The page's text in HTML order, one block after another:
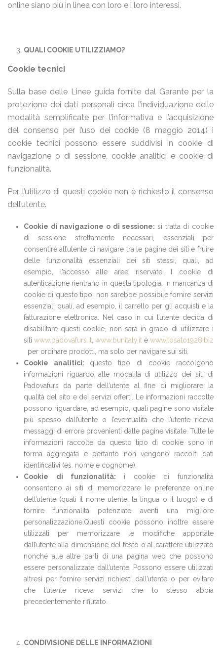
online siano più in linea con loro e i loro interessi.
QUALI COOKIE UTILIZZIAMO?
Cookie tecnici
Sulla base delle Linee guida fornite dal Garante per la
protezione dei dati personali circa l’individuazione delle
modalità semplificate per l’informativa e l’acquisizione
del consenso per l’uso dei cookie (8 maggio 2014) i
cookie tecnici possono essere suddivisi in cookie di
navigazione o di sessione, cookie analitici e cookie di
funzionalità.
Per l’utilizzo di questi cookie non è richiesto il consenso
dell’utente.
Cookie di navigazione o di sessione: si tratta di cookie
di sessione strettamente necessari, essenziali per
consentire all’utente di navigare tra le pagine dei siti e fruire
delle funzionalità essenziali dei siti stessi, quali, ad
esempio, l’accesso alle aree riservate. I cookie di
autenticazione rientrano in questa tipologia. In mancanza di
cookie di questo tipo, non sarebbe possibile fornire servizi
essenziali quali, ad esempio, il carrello per gli acquisti e la
fatturazione elettronica. Nel caso in cui l’utente decida di
disabilitare questi cookie, non sarà in grado di utilizzare i
siti www.padovafurs.it, www.bunitaly.itewww.tosato1928.biz
per ordinare prodotti, ma solo per navigare sui siti.
Cookie analitici: questo tipo di cookie raccolgono
informazioni riguardo alle modalità di utilizzo dei siti di
Padovafurs da parte dell’utente al fine di migliorare la
qualità del sito e dei servizi offerti. Le informazioni raccolte
possono riguardare, ad esempio, quali pagine sono visitate
più spesso dall’utente o l’eventualità che l’utente riceva
messaggi di errore provenienti dalle pagine visitate. Tutte le
informazioni raccolte da questo tipo di cookie sono in
forma aggregata e pertanto non vengono raccolti dati
identificativi (es. nome e cognome).
Cookie di funzionalità: i cookie di funzionalità
consentono ai siti di memorizzare le preferenze online
dell’utente (quali il nome utente, la lingua o il luogo) e di
fornire funzionalità potenziate aventi una migliore
personalizzazione.Questi cookie possono inoltre essere
utilizzati per memorizzare le modifiche apportate
dall’utente alla dimensione del testo o al carattere utilizzato
nonché alle altre parti di una pagina web che possono
essere personalizzate dall’utente. Possono essere utilizzati
altresì per fornire servizi richiesti dall’utente o per evitare
che l’utente riceva servizi che lo stesso abbia
precedentemente rifiutato.
CONDIVISIONE DELLE INFORMAZIONI